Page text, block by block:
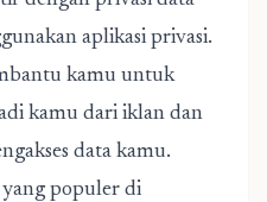
aplikasi privasi.
kamu untuk
kamu dari iklan dan
data kamu.
yang populer di